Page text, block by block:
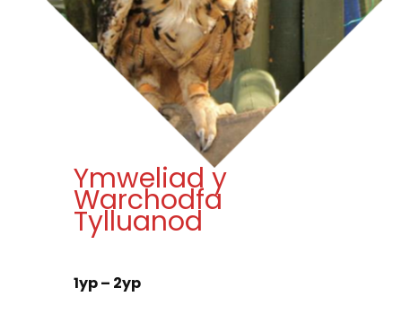
Ymweliad y
Warchodfa
Tylluanod
1yp – 2yp